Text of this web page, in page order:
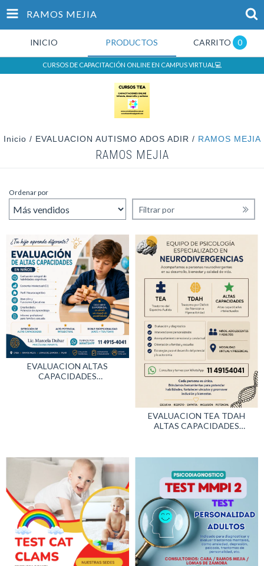
RAMOS MEJIA
INICIO PRODUCTOS CARRITO 0
CURSOS DE CAPACITACIÓN ONLINE EN CAMPUS VIRTUAL💻
Inicio / EVALUACION AUTISMO ADOS ADIR / RAMOS MEJIA
RAMOS MEJIA
Ordenar por
Filtrar por
EVALUACION ALTAS
CAPACIDADES
EVALUACION TEA TDAH
ALTAS CAPACIDADES